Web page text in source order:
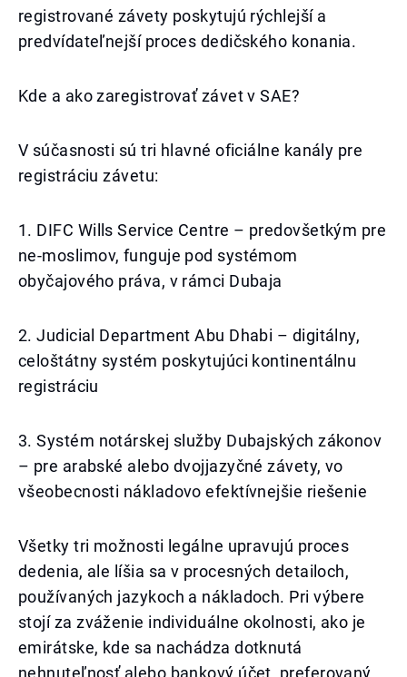
registrované závety poskytujú rýchlejší a
predvídateľnejší proces dedičského konania.
Kde a ako zaregistrovať závet v SAE?
V súčasnosti sú tri hlavné oficiálne kanály pre
registráciu závetu:
1. DIFC Wills Service Centre – predovšetkým pre
ne-moslimov, funguje pod systémom
obyčajového práva, v rámci Dubaja
2. Judicial Department Abu Dhabi – digitálny,
celoštátny systém poskytujúci kontinentálnu
registráciu
3. Systém notárskej služby Dubajských zákonov
– pre arabské alebo dvojjazyčné závety, vo
všeobecnosti nákladovo efektívnejšie riešenie
Všetky tri možnosti legálne upravujú proces
dedenia, ale líšia sa v procesných detailoch,
používaných jazykoch a nákladoch. Pri výbere
stojí za zváženie individuálne okolnosti, ako je
emirátske, kde sa nachádza dotknutá
nehnuteľnosť alebo bankový účet, preferovaný